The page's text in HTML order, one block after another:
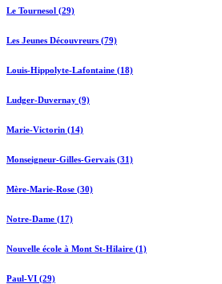
Le Tournesol (29)
Les Jeunes Découvreurs (79)
Louis-Hippolyte-Lafontaine (18)
Ludger-Duvernay (9)
Marie-Victorin (14)
Monseigneur-Gilles-Gervais (31)
Mère-Marie-Rose (30)
Notre-Dame (17)
Nouvelle école à Mont St-Hilaire (1)
Paul-VI (29)